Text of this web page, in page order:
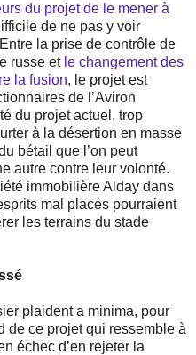
du projet de le mener à
de ne pas y voir
la prise de contrôle de
russe et le changement des
la fusion, le projet est
de l’Aviron
du projet actuel, trop
à la désertion en masse
bétail que l’on peut
autre contre leur volonté.
immobilière Alday dans
mal placés pourraient
les terrains du stade
plaident a minima, pour
de ce projet qui ressemble à
échec d’en rejeter la